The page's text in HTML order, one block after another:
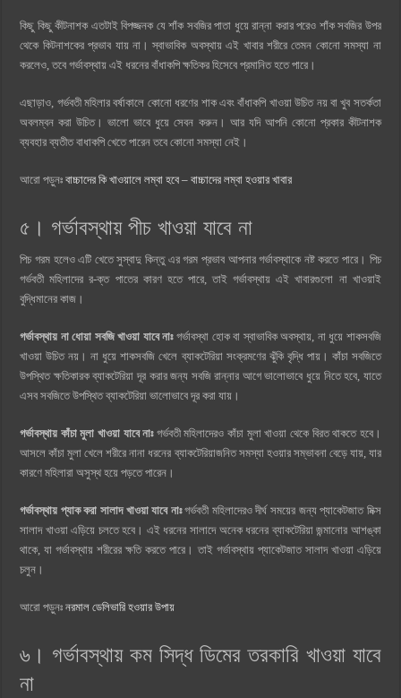
কিছু কিছু কীটনাশক এতটাই বিপজ্জনক যে শাঁক সবজির পাতা ধুয়ে রান্না করার পরেও শাঁক সবজির উপর
থেকে কিটনাশকের প্রভাব যায় না। স্বাভাবিক অবস্থায় এই খাবার শরীরে তেমন কোনো সমস্যা না
করলেও, তবে গর্ভাবস্থায় এই ধরনের বাঁধাকপি ক্ষতিকর হিসেবে প্রমানিত হতে পারে।
এছাড়াও, গর্ভবতী মহিলার বর্ষাকালে কোনো ধরণের শাক এবং বাঁধাকপি খাওয়া উচিত নয় বা খুব সতর্কতা
অবলম্বন করা উচিত। ভালো ভাবে ধুয়ে সেবন করুন। আর যদি আপনি কোনো প্রকার কীটনাশক
ব্যবহার ব্যতীত বাধাকপি খেতে পারেন তবে কোনো সমস্যা নেই।
আরো পড়ুনঃবাচ্চাদের কি খাওয়ালে লম্বা হবে – বাচ্চাদের লম্বা হওয়ার খাবার
৫। গর্ভাবস্থায় পীচ খাওয়া যাবে না
পিচ গরম হলেও এটি খেতে সুস্বাদু কিন্তু এর গরম প্রভাব আপনার গর্ভাবস্থাকে নষ্ট করতে পারে। পিচ
গর্ভবতী মহিলাদের র-ক্ত পাতের কারণ হতে পারে, তাই গর্ভাবস্থায় এই খাবারগুলো না খাওয়াই
বুদ্ধিমানের কাজ।
গর্ভাবস্থায় না ধোয়া সবজি খাওয়া যাবে নাঃ গর্ভাবস্থা হোক বা স্বাভাবিক অবস্থায়, না ধুয়ে শাকসবজি
খাওয়া উচিত নয়। না ধুয়ে শাকসবজি খেলে ব্যাকটেরিয়া সংক্রমণের ঝুঁকি বৃদ্ধি পায়। কাঁচা সবজিতে
উপস্থিত ক্ষতিকারক ব্যাকটেরিয়া দূর করার জন্য সবজি রান্নার আগে ভালোভাবে ধুয়ে নিতে হবে, যাতে
এসব সবজিতে উপস্থিত ব্যাকটেরিয়া ভালোভাবে দূর করা যায়।
গর্ভাবস্থায় কাঁচা মুলা খাওয়া যাবে নাঃগর্ভবতী মহিলাদেরও কাঁচা মুলা খাওয়া থেকে বিরত থাকতে হবে।
আসলে কাঁচা মুলা খেলে শরীরে নানা ধরনের ব্যাকটেরিয়াজনিত সমস্যা হওয়ার সম্ভাবনা বেড়ে যায়, যার
কারণে মহিলারা অসুস্থ হয়ে পড়তে পারেন।
গর্ভাবস্থায় প্যাক করা সালাদ খাওয়া যাবে নাঃগর্ভবতী মহিলাদেরও দীর্ঘ সময়ের জন্য প্যাকেটজাত মিক্স
সালাদ খাওয়া এড়িয়ে চলতে হবে। এই ধরনের সালাদে অনেক ধরনের ব্যাকটেরিয়া জন্মানোর আশঙ্কা
থাকে, যা গর্ভাবস্থায় শরীরের ক্ষতি করতে পারে। তাই গর্ভাবস্থায় প্যাকেটজাত সালাদ খাওয়া এড়িয়ে
চলুন।
আরো পড়ুনঃনরমাল ডেলিভারি হওয়ার উপায়
৬। গর্ভাবস্থায় কম সিদ্ধ ডিমের তরকারি খাওয়া যাবে
না